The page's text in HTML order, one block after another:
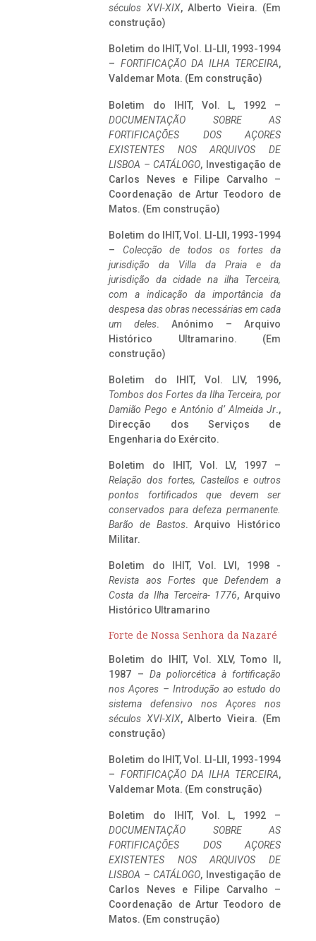
séculos XVI-XIX, Alberto Vieira. (Em
construção)
Boletim do IHIT, Vol. LI-LII, 1993-1994
– FORTIFICAÇÃO DA ILHA TERCEIRA,
Valdemar Mota. (Em construção)
Boletim do IHIT, Vol. L, 1992 –
DOCUMENTAÇÃO SOBRE AS
FORTIFICAÇÕES DOS AÇORES
EXISTENTES NOS ARQUIVOS DE
LISBOA – CATÁLOGO, Investigação de
Carlos Neves e Filipe Carvalho –
Coordenação de Artur Teodoro de
Matos. (Em construção)
Boletim do IHIT, Vol. LI-LII, 1993-1994
– Colecção de todos os fortes da
jurisdição da Villa da Praia e da
jurisdição da cidade na ilha Terceira,
com a indicação da importância da
despesa das obras necessárias em cada
um deles. Anónimo – Arquivo
Histórico Ultramarino. (Em
construção)
Boletim do IHIT, Vol. LIV, 1996,
Tombos dos Fortes da Ilha Terceira, por
Damião Pego e António d’ Almeida Jr.,
Direcção dos Serviços de
Engenharia do Exército.
Boletim do IHIT, Vol. LV, 1997 –
Relação dos fortes, Castellos e outros
pontos fortificados que devem ser
conservados para defeza permanente.
Barão de Bastos. Arquivo Histórico
Militar.
Boletim do IHIT, Vol. LVI, 1998 -
Revista aos Fortes que Defendem a
Costa da Ilha Terceira- 1776, Arquivo
Histórico Ultramarino
Forte de Nossa Senhora da Nazaré
Boletim do IHIT, Vol. XLV, Tomo II,
1987 – Da poliorcética à fortificação
nos Açores – Introdução ao estudo do
sistema defensivo nos Açores nos
séculos XVI-XIX, Alberto Vieira. (Em
construção)
Boletim do IHIT, Vol. LI-LII, 1993-1994
– FORTIFICAÇÃO DA ILHA TERCEIRA,
Valdemar Mota. (Em construção)
Boletim do IHIT, Vol. L, 1992 –
DOCUMENTAÇÃO SOBRE AS
FORTIFICAÇÕES DOS AÇORES
EXISTENTES NOS ARQUIVOS DE
LISBOA – CATÁLOGO, Investigação de
Carlos Neves e Filipe Carvalho –
Coordenação de Artur Teodoro de
Matos. (Em construção)